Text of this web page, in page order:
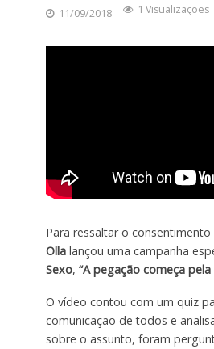
11/09/2018 1 Visualizações
Para ressaltar o
Ollalançou uma campanha
Sexo, “A pegação começa pela
O vídeo contou com um quiz
comunicação de todos e
sobre o assunto, foram